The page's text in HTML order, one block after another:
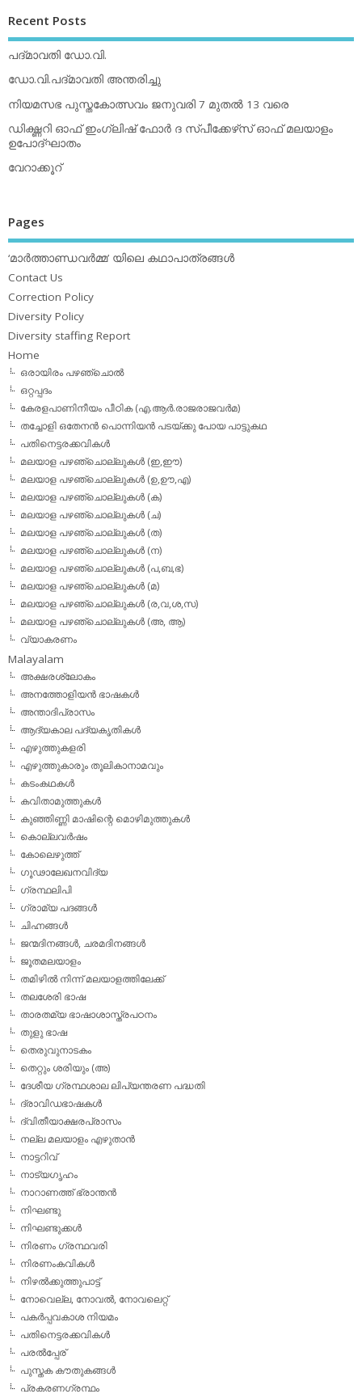
Recent Posts
പദ്മാവതി ഡോ.വി.
ഡോ.വി.പദ്മാവതി അന്തരിച്ചു
നിയമസഭ പുസ്തകോത്സവം ജനുവരി 7 മുതല്‍ 13 വരെ
ഡിക്ഷ്ണറി ഓഫ് ഇംഗ്ലിഷ് ഫോര്‍ ദ സ്പീക്കേഴ്‌സ് ഓഫ് മലയാളം
ഉപോദ്ഘാതം
വേറാക്കൂറ്
Pages
‘മാര്‍ത്താണ്ഡവര്‍മ്മ’ യിലെ കഥാപാത്രങ്ങള്‍
Contact Us
Correction Policy
Diversity Policy
Diversity staffing Report
Home
ഒരായിരം പഴഞ്ചൊല്‍
ഒറ്റപ്പദം
കേരളപാണിനീയം പീഠിക (എ.ആര്‍.രാജരാജവര്‍മ)
തച്ചോളി ഒതേനൻ പൊന്നിയൻ പടയ്‌ക്കു പോയ പാട്ടുകഥ
പതിനെട്ടരക്കവികള്‍
മലയാള പഴഞ്ചൊല്ലുകള്‍ (ഇ,ഈ)
മലയാള പഴഞ്ചൊല്ലുകള്‍ (ഉ,ഊ,എ)
മലയാള പഴഞ്ചൊല്ലുകള്‍ (ക)
മലയാള പഴഞ്ചൊല്ലുകള്‍ (ച)
മലയാള പഴഞ്ചൊല്ലുകള്‍ (ത)
മലയാള പഴഞ്ചൊല്ലുകള്‍ (ന)
മലയാള പഴഞ്ചൊല്ലുകള്‍ (പ,ബ,ഭ)
മലയാള പഴഞ്ചൊല്ലുകള്‍ (മ)
മലയാള പഴഞ്ചൊല്ലുകള്‍ (ര,വ,ശ,സ)
മലയാള പഴഞ്ചൊല്ലുകൾ (അ, ആ)
വ്യാകരണം
Malayalam
അക്ഷരശ്ലോകം
അനത്തോളിയന്‍ ഭാഷകള്‍
അന്താദിപ്രാസം
ആദ്യകാല പദ്യകൃതികള്‍
എഴുത്തുകളരി
എഴുത്തുകാരും തൂലികാനാമവും
കടംകഥകള്‍
കവിതാമുത്തുകള്‍
കുഞ്ഞിണ്ണി മാഷിന്റെ മൊഴിമുത്തുകള്‍
കൊല്ലവര്‍ഷം
കോലെഴുത്ത്
ഗൂഢാലേഖനവിദ്യ
ഗ്രന്ഥലിപി
ഗ്രാമ്യ പദങ്ങള്‍
ചിഹ്നങ്ങള്‍
ജന്മദിനങ്ങള്‍, ചരമദിനങ്ങള്‍
ജൂതമലയാളം
തമിഴില്‍ നിന്ന് മലയാളത്തിലേക്ക്
തലശേരി ഭാഷ
താരതമ്യ ഭാഷാശാസ്ത്രപഠനം
തുളു ഭാഷ
തെരുവുനാടകം
തെറ്റും ശരിയും (അ)
ദേശീയ ഗ്രന്ഥശാല ലിപ്യന്തരണ പദ്ധതി
ദ്രാവിഡഭാഷകള്‍
ദ്വിതീയാക്ഷരപ്രാസം
നല്ല മലയാളം എഴുതാന്‍
നാട്ടറിവ്
നാട്യഗൃഹം
നാറാണത്ത് ഭ്രാന്തന്‍
നിഘണ്ടു
നിഘണ്ടുക്കള്‍
നിരണം ഗ്രന്ഥവരി
നിരണംകവികള്‍
നിഴല്‍ക്കുത്തുപാട്ട്
നോവെല്ല, നോവല്‍, നോവലെറ്റ്
പകര്‍പ്പവകാശ നിയമം
പതിനെട്ടരക്കവികള്‍
പരല്‍പ്പേര്
പുസ്തക കൗതുകങ്ങള്‍
പ്രകരണഗ്രന്ഥം